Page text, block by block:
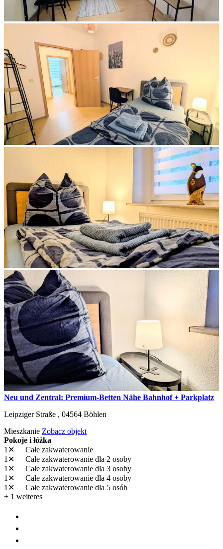
Neu und Zentral: Premium-Betten Nähe Bahnhof + Parkplatz
Leipziger Straße , 04564 Böhlen
Mieszkanie Zobacz objekt
Pokoje i łóżka
1✕
Całe zakwaterowanie
1✕
Całe zakwaterowanie dla 2 osoby
1✕
Całe zakwaterowanie dla 3 osoby
1✕
Całe zakwaterowanie dla 4 osoby
1✕
Całe zakwaterowanie dla 5 osób
+ 1 weiteres